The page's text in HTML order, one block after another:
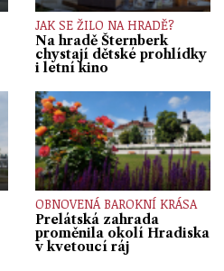
JAK SE ŽILO NA HRADĚ?
Na hradě Šternberk
chystají dětské prohlídky
i letní kino
OBNOVENÁ BAROKNÍ KRÁSA
Prelátská zahrada
proměnila okolí Hradiska
v kvetoucí ráj